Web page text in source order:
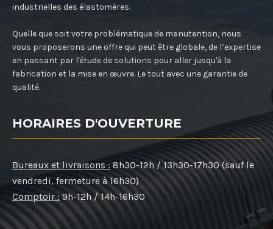
industrielles des élastomères.
Quelle que soit votre problématique de manutention, nous
vous proposerons une offre qui peut être globale, de l’expertise
en passant par l'étude de solutions pour aller jusqu'à la
fabrication et la mise en œuvre. Le tout avec une garantie de
qualité.
HORAIRES D'OUVERTURE
Bureaux et livraisons : 8h30-12h / 13h30-17h30 (sauf le
vendredi, fermeture à 16h30)
Comptoir : 9h-12h / 14h-16h30